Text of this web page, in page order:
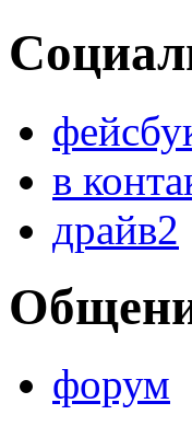
в
драйв2
форум